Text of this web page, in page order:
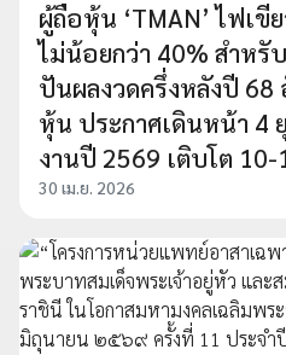
ผู้ถือหุ้น ‘TMAN’ ไฟเ
ไม่น้อยกว่า 40% สำห
ปันผลงวดครึ่งหลังปี 68
หุ้น ประกาศเดินหน้า 4
งานปี 2569 เติบโต 10-
30 เม.ย. 2026